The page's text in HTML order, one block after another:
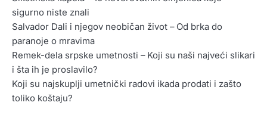
sigurno niste znali
Salvador Dali i njegov neobičan život – Od brka do
paranoje o mravima
Remek-dela srpske umetnosti – Koji su naši najveći slikari
i šta ih je proslavilo?
Koji su najskuplji umetnički radovi ikada prodati i zašto
toliko koštaju?